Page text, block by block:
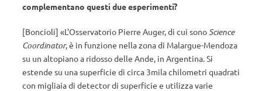
complementano questi due esperimenti?
[Boncioli] «L’Osservatorio Pierre Auger, di cui sonoScience
Coordinator, è in funzione nella zona di Malargue-Mendoza
su un altopiano a ridosso delle Ande, in Argentina. Si
estende su una superficie di circa 3mila chilometri quadrati
con migliaia di detector di superficie e utilizza varie